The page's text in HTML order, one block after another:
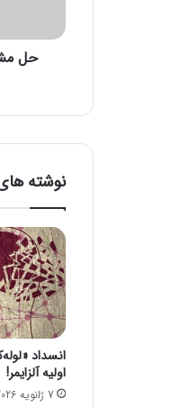
ک
ا
ر
ا‌
ق
و
ه‌
ا
ی
م
ی‌
خ
و
ا
حل
نوشته
انسداد
اولیه آلزایمر!
7 ژانویه 2026